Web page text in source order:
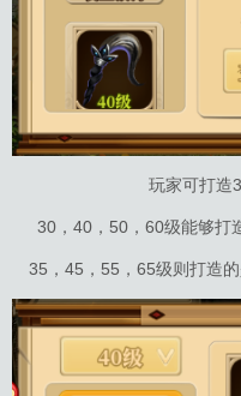
玩家可打造
30，40，50，60级能够打
35，45，55，65级则打造